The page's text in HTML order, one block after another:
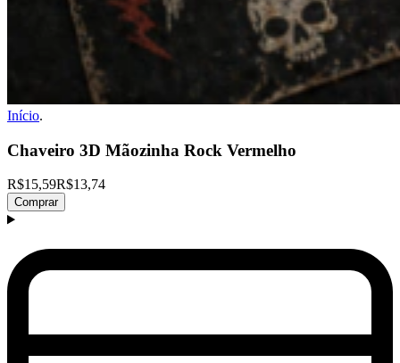
Início.
Chaveiro 3D Mãozinha Rock Vermelho
R$15,59R$13,74
Comprar